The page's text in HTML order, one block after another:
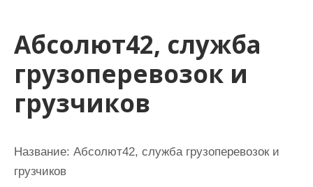
Абсолют42, служба
грузоперевозок и
грузчиков
Название: Абсолют42, служба грузоперевозок и
грузчиков